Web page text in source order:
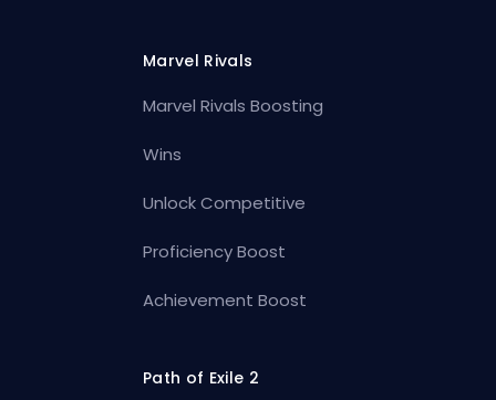
Marvel Rivals
Marvel Rivals Boosting
Wins
Unlock Competitive
Proficiency Boost
Achievement Boost
Path of Exile 2